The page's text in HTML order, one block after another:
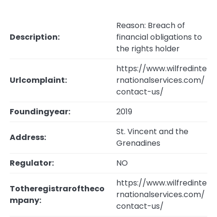
Description:
Reason: Breach of
financial obligations to
the rights holder
Urlcomplaint:
https://www.wilfredinte
rnationalservices.com/
contact-us/
Foundingyear:
2019
Address:
St. Vincent and the
Grenadines
Regulator:
NO
Totheregistraroftheco
mpany:
https://www.wilfredinte
rnationalservices.com/
contact-us/